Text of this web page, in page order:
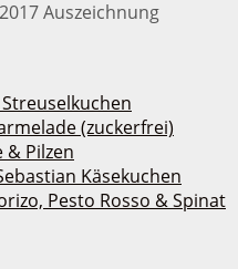
(zuckerfrei)
Pilzen
Käsekuchen
Pesto Rosso & Spinat